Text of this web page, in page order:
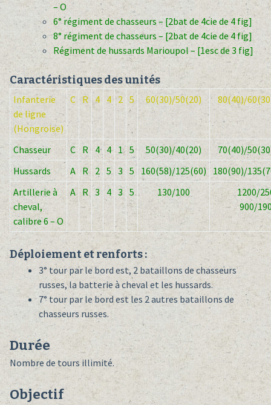
– O
6° régiment de chasseurs – [2bat de 4cie de 4 fig]
8° régiment de chasseurs – [2bat de 4cie de 4 fig]
Régiment de hussards Marioupol – [1esc de 3 fig]
Caractéristiques des unités
Infanterie
de ligne
(Hongroise)
C R 4 4 2 5 60(30)/50(20) 80(40)/
Chasseur C R 4 4 1 5 50(30)/40(20)
70(40)/
Hussards
A R 2 5 3 5 160(58)/125(60)
180(90)/
Artillerie à
cheval,
calibre 6 – O
A R 3 4 3 5 130/100
1200/
900/
Déploiement et renforts :
3° tour par le bord est, 2 bataillons de chasseurs
russes, la batterie à cheval et les hussards.
7° tour par le bord est les 2 autres bataillons de
chasseurs russes.
Durée
Nombre de tours illimité.
Objectif